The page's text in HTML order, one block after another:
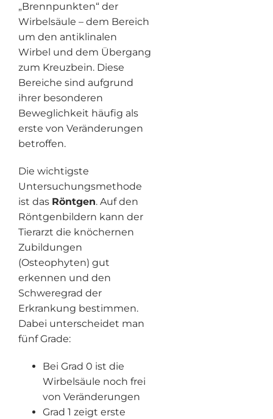
„Brennpunkten“ der
Wirbelsäule – dem Bereich
um den antiklinalen
Wirbel und dem Übergang
zum Kreuzbein. Diese
Bereiche sind aufgrund
ihrer besonderen
Beweglichkeit häufig als
erste von Veränderungen
betroffen.
Die wichtigste
Untersuchungsmethode
ist das Röntgen. Auf den
Röntgenbildern kann der
Tierarzt die knöchernen
Zubildungen
(Osteophyten) gut
erkennen und den
Schweregrad der
Erkrankung bestimmen.
Dabei unterscheidet man
fünf Grade:
Bei Grad 0 ist die
Wirbelsäule noch frei
von Veränderungen
Grad 1 zeigt erste